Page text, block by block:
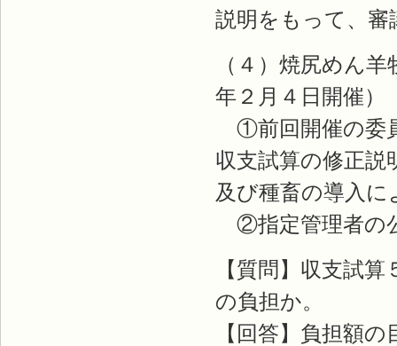
説明をもって、審
（４）焼尻めん
年２月４日開催）
①前回開催の委
収支試算の修正説
及び種畜の導入
②指定管理者の
【質問】収支試
の負担か。
【回答】負担額